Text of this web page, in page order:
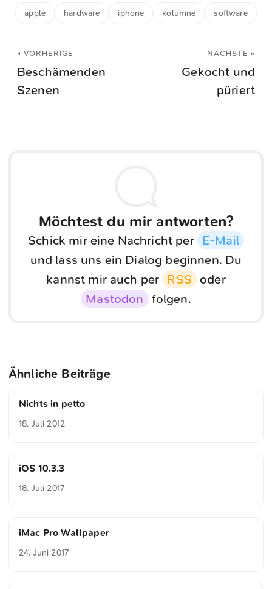
apple hardware iphone kolumne software
« VORHERIGE
Beschämenden
Szenen
NÄCHSTE »
Gekocht und
püriert
Möchtest du mir antworten?
Schick mir eine Nachricht per E-Mail
und lass uns ein Dialog beginnen. Du
kannst mir auch per RSS oder
Mastodon folgen.
Ähnliche Beiträge
Nichts in petto
18. Juli 2012
iOS 10.3.3
18. Juli 2017
iMac Pro Wallpaper
24. Juni 2017